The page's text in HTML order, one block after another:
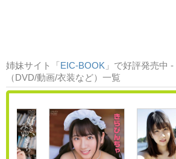
姉妹サイト「EIC-BOOK 」で好評発売中
（DVD/動画/衣装など）一覧